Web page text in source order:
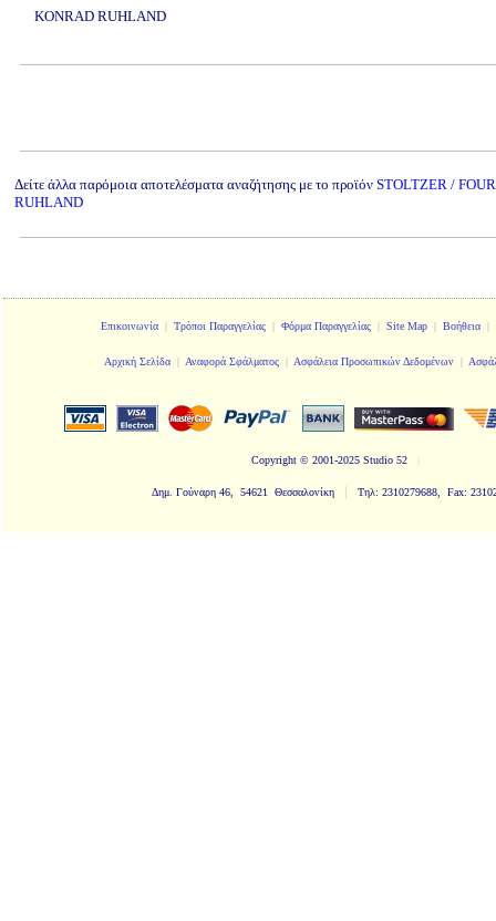
KONRAD RUHLAND
Δείτε άλλα παρόμοια αποτελέσματα αναζήτησης με το προϊόν STOLTZER /
RUHLAND
Επικοινωνία| Τρόποι Παραγγελίας| Φόρμα Παραγγελίας| Site Map| Βοήθεια|
Αρχική Σελίδα | Αναφορά Σφάλματος | Ασφάλεια Προσωπικών Δεδομένων |
Copyright © 2001-2025 Studio 52
Δημ. Γούναρη 46, 54621 Θεσσαλονίκη | Τηλ: 2310279688, Fax: